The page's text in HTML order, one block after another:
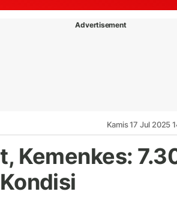
Advertisement
Kamis 17 Jul 2025
Kemenkes: